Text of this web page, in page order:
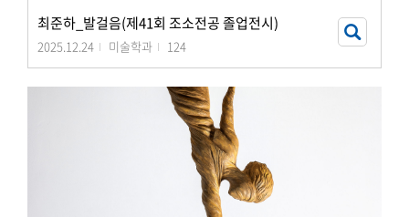
최준하_발걸음(제41회 조소전공 졸업전시)
2025.12.24 미술학과 124